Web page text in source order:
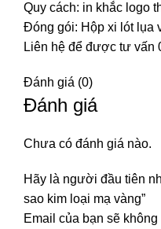
Quy cách: in khắc logo
Đóng gói: Hộp xi lót lụa
Liên hệ để được tư vấn
Đánh giá (0)
Đánh giá
Chưa có đánh giá nào.
Hãy là người đầu tiên
sao kim loại mạ vàng”
Email của bạn sẽ